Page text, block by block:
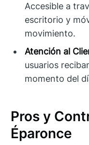
Accesible a
escritorio y
movimiento.
Atención al
usuarios
momento del
Pros y
Éparonce